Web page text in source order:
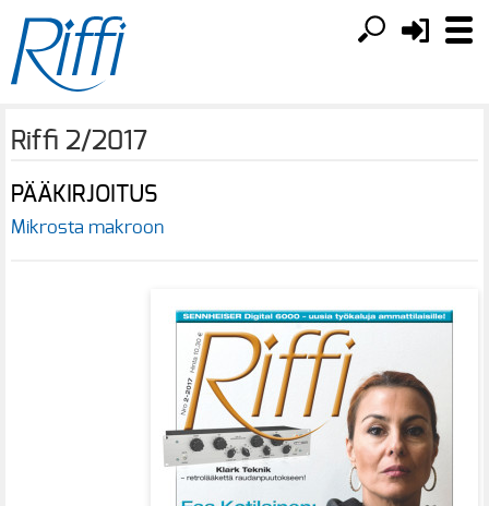
Riffi 2/2017
PÄÄKIRJOITUS
Mikrosta makroon